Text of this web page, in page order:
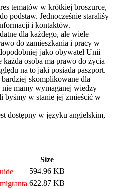
tematów w krótkiej broszurce,
podstaw. Jednocześnie staraliśy
i kontaktów.
dla każdego, ale wiele
do zamieszkania i pracy w
jako obywatel Unii
osoba ma prawo do życia
na to jaki posiada paszport.
skomplikowane dla
mamy wymaganej wiedzy
byśmy w stanie jej zmieścić w
dostępny w języku angielskim,
Size
594.96 KB
622.87 KB